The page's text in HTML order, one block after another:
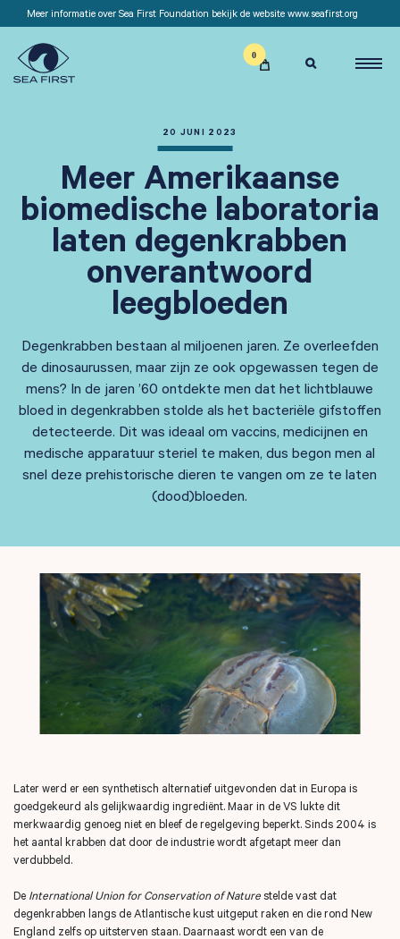
Meer informatie over Sea First Foundation bekijk de website www.seafirst.org

20 JUNI 2023
Meer Amerikaanse
biomedische laboratoria
laten degenkrabben
onverantwoord
leegbloeden
Degenkrabben bestaan al miljoenen jaren. Ze overleefden
de dinosaurussen, maar zijn ze ook opgewassen tegen de
mens? In de jaren ’60 ontdekte men dat het lichtblauwe
bloed in degenkrabben stolde als het bacteriële gifstoffen
detecteerde. Dit was ideaal om vaccins, medicijnen en
medische apparatuur steriel te maken, dus begon men al
snel deze prehistorische dieren te vangen om ze te laten
(dood)bloeden.
Later werd er een synthetisch alternatief uitgevonden dat in Europa is
goedgekeurd als gelijkwaardig ingrediënt. Maar in de VS lukte dit
merkwaardig genoeg niet en bleef de regelgeving beperkt. Sinds 2004 is
het aantal krabben dat door de industrie wordt afgetapt meer dan
verdubbeld.
De International Union for Conservation of Naturestelde vast dat
degenkrabben langs de Atlantische kust uitgeput raken en die rond New
England zelfs op uitsterven staan. Daarnaast wordt een van de